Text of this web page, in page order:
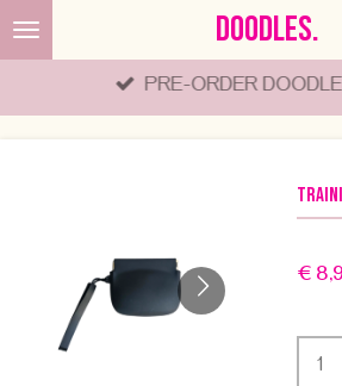
Ga
direct
DOODLES.
PRE-ORDER
€